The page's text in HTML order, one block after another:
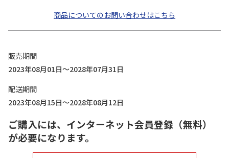
商品についてのお問い合わせはこちら
販売期間
2023年08月01日～2028年07月31日
配送期間
2023年08月15日～2028年08月12日
ご購入には、インターネット会員登録（無料）
が必要になります。